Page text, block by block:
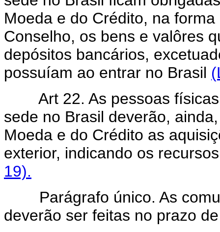
Moeda e do Crédito, na
Conselho, os bens e valôres
depósitos bancários,
possuíam ao entrar no Brasil
Art 22. As pessoas físicas
sede no Brasil deverão,
Moeda e do Crédito as
exterior, indicando os
19).
Parágrafo único. As
deverão ser feitas no prazo